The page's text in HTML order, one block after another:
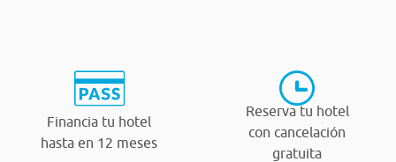
Financia tu hotel
hasta en 12 meses
Reserva tu hotel
con cancelación
gratuita